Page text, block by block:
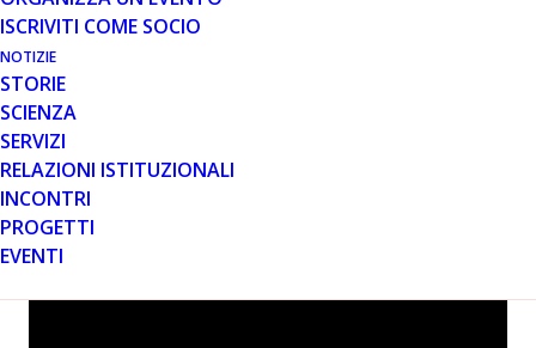
ISCRIVITI COME SOCIO
NOTIZIE
STORIE
SCIENZA
SERVIZI
RELAZIONI ISTITUZIONALI
INCONTRI
PROGETTI
EVENTI
riportano i principali contenuti emersi nel corso di
questa sessione: un video realizzato da Ilaria Zito e un
report elaborato da Gloria Antonini.